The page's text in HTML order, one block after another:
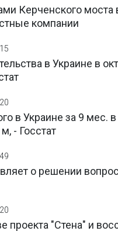
Керченского моста
компании
в Украине в
в Украине за 9 мес.
- Госстат
о решении
проекта "Стена" и